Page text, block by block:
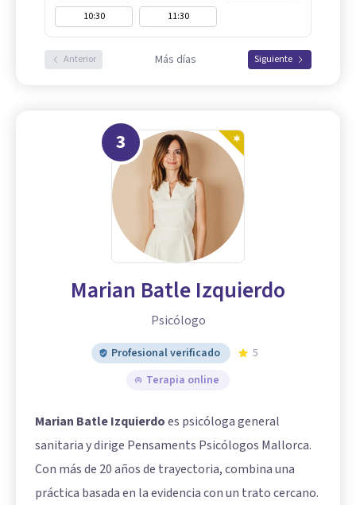
10:30
11:30
Anterior Más días Siguiente
3
Marian Batle Izquierdo
Psicólogo
Profesional verificado
5
Terapia online
Marian Batle Izquierdoes psicóloga general
sanitaria y dirige Pensaments Psicólogos Mallorca.
Con más de 20 años de trayectoria, combina una
práctica basada en la evidencia con un trato cercano.